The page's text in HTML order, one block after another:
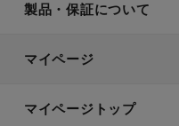
製品・保証について
マイページ
マイページトップ